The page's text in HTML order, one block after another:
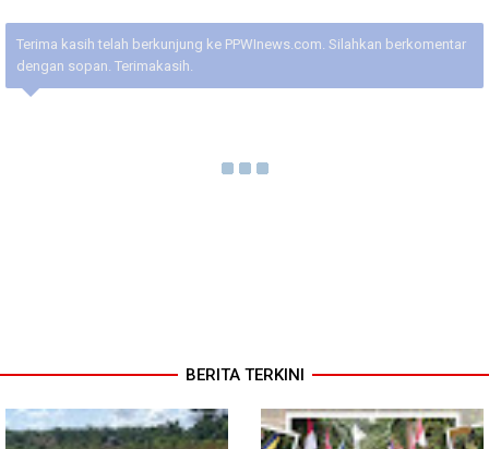
Terima kasih telah berkunjung ke PPWInews.com. Silahkan berkomentar
dengan sopan. Terimakasih.
BERITA TERKINI